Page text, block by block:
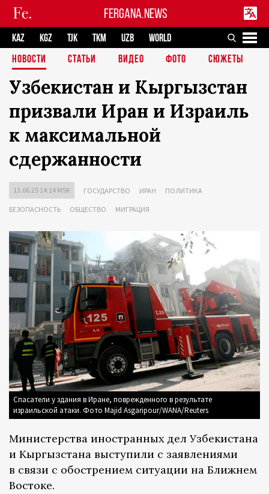
FERGANA.NEWS
KAZ KGZ TJK TKM UZB
WORLD
НОВОСТИ
СТАТЬИ ВИДЕО ФОТО СЮЖЕТЫ
Узбекистан и Кыргызстан
призвали Иран и Израиль
к максимальной
сдержанности
13.06.25 14:14 MSK ГОСУДАРСТВО ИРАН ПОЛИТИКА
БЕЗОПАСНОСТЬ ОБЩЕСТВО МИГРАЦИЯ
Спасатели у здания в Иране, поврежденного в результате
израильской атаки. Фото Majid Asgaripour/WANA/Reuters
Министерства иностранных дел Узбекистана
и Кыргызстана выступили с заявлениями
в связи с обострением ситуации на Ближнем
Востоке.